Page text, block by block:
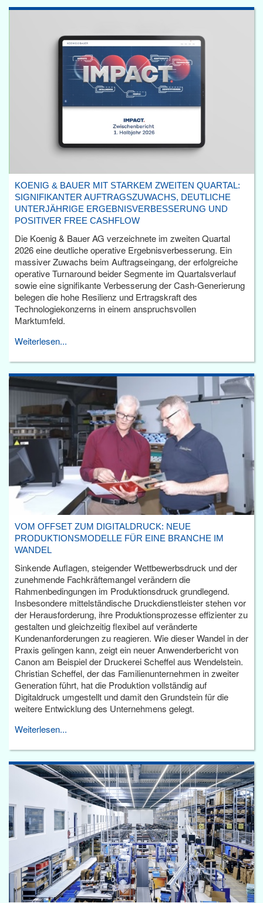
KOENIG & BAUER MIT STARKEM ZWEITEN QUARTAL:
SIGNIFIKANTER AUFTRAGSZUWACHS, DEUTLICHE
UNTERJÄHRIGE ERGEBNISVERBESSERUNG UND
POSITIVER FREE CASHFLOW
Die Koenig & Bauer AG verzeichnete im zweiten Quartal
2026 eine deutliche operative Ergebnisverbesserung. Ein
massiver Zuwachs beim Auftragseingang, der erfolgreiche
operative Turnaround beider Segmente im Quartalsverlauf
sowie eine signifikante Verbesserung der Cash-Generierung
belegen die hohe Resilienz und Ertragskraft des
Technologiekonzerns in einem anspruchsvollen
Marktumfeld.
Weiterlesen...
VOM OFFSET ZUM DIGITALDRUCK: NEUE
PRODUKTIONSMODELLE FÜR EINE BRANCHE IM
WANDEL
Sinkende Auflagen, steigender Wettbewerbsdruck und der
zunehmende Fachkräftemangel verändern die
Rahmenbedingungen im Produktionsdruck grundlegend.
Insbesondere mittelständische Druckdienstleister stehen vor
der Herausforderung, ihre Produktionsprozesse effizienter zu
gestalten und gleichzeitig flexibel auf veränderte
Kundenanforderungen zu reagieren. Wie dieser Wandel in der
Praxis gelingen kann, zeigt ein neuer Anwenderbericht von
Canon am Beispiel der Druckerei Scheffel aus Wendelstein.
Christian Scheffel, der das Familienunternehmen in zweiter
Generation führt, hat die Produktion vollständig auf
Digitaldruck umgestellt und damit den Grundstein für die
weitere Entwicklung des Unternehmens gelegt.
Weiterlesen...